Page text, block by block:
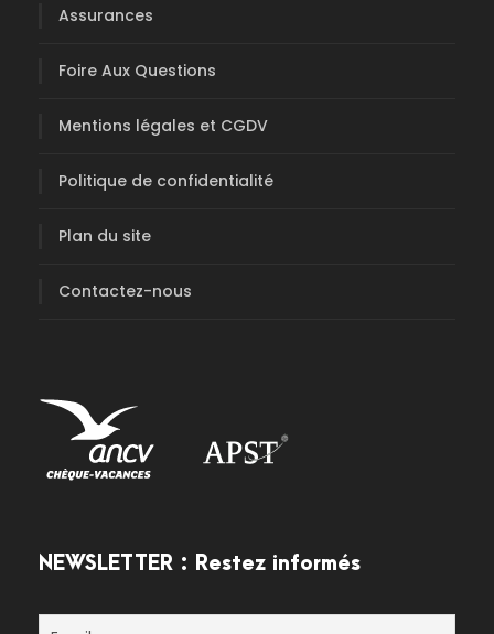
Assurances
Foire Aux Questions
Mentions légales et CGDV
Politique de confidentialité
Plan du site
Contactez-nous
NEWSLETTER : Restez informés